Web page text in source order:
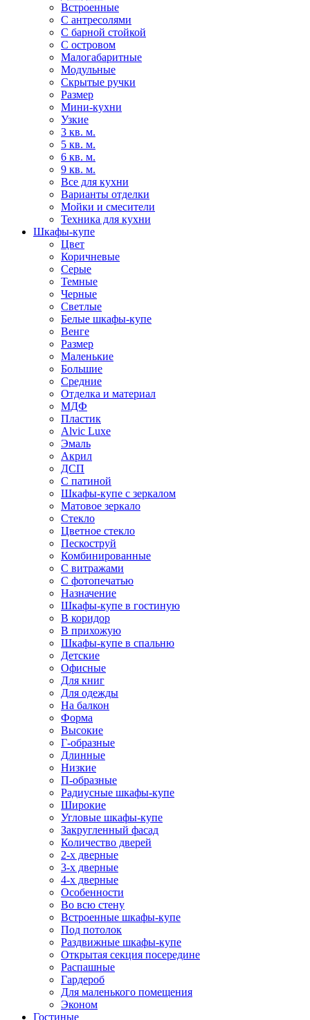
Встроенные
С антресолями
С барной стойкой
С островом
Малогабаритные
Модульные
Скрытые ручки
Размер
Мини-кухни
Узкие
3 кв. м.
5 кв. м.
6 кв. м.
9 кв. м.
Все для кухни
Варианты отделки
Мойки и смесители
Техника для кухни
Шкафы-купе
Цвет
Коричневые
Серые
Темные
Черные
Светлые
Белые шкафы-купе
Венге
Размер
Маленькие
Большие
Средние
Отделка и материал
МДФ
Пластик
Alvic Luxe
Эмаль
Акрил
ДСП
С патиной
Шкафы-купе с зеркалом
Матовое зеркало
Стекло
Цветное стекло
Пескоструй
Комбинированные
С витражами
С фотопечатью
Назначение
Шкафы-купе в гостиную
В коридор
В прихожую
Шкафы-купе в спальню
Детские
Офисные
Для книг
Для одежды
На балкон
Форма
Высокие
Г-образные
Длинные
Низкие
П-образные
Радиусные шкафы-купе
Широкие
Угловые шкафы-купе
Закругленный фасад
Количество дверей
2-х дверные
3-х дверные
4-х дверные
Особенности
Во всю стену
Встроенные шкафы-купе
Под потолок
Раздвижные шкафы-купе
Открытая секция посередине
Распашные
Гардероб
Для маленького помещения
Эконом
Гостиные